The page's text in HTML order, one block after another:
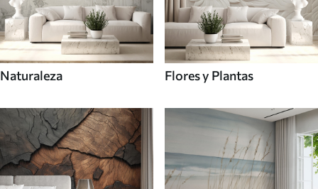
Naturaleza Flores y Plantas